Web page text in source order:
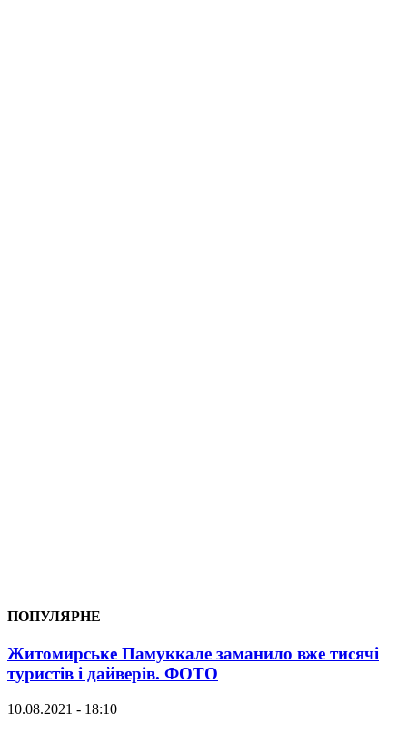
ПОПУЛЯРНЕ
Житомирське Памуккале заманило вже тисячі
туристів і дайверів. ФОТО
10.08.2021 - 18:10